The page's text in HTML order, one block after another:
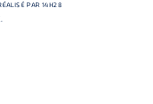
PAR 14H28